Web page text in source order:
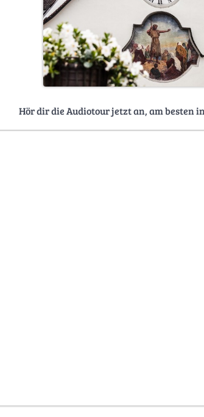
Hör dir die Audiotour jetzt an, am besten